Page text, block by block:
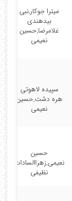
میترا جوکار,نبی
بیدهندی
غلامرضا,حسین
نعیمی
سپیده لاهوتی
هره دشت,حسین
نعیمی
حسین
نعیمی,زهراالسادات
نظیفی